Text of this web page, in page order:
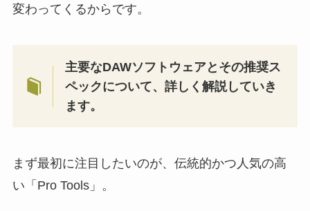
変わってくるからです。
主要なDAWソフトウェアとその推奨ス
ペックについて、詳しく解説していき
ます。
まず最初に注目したいのが、伝統的かつ人気の高
い「Pro Tools」。